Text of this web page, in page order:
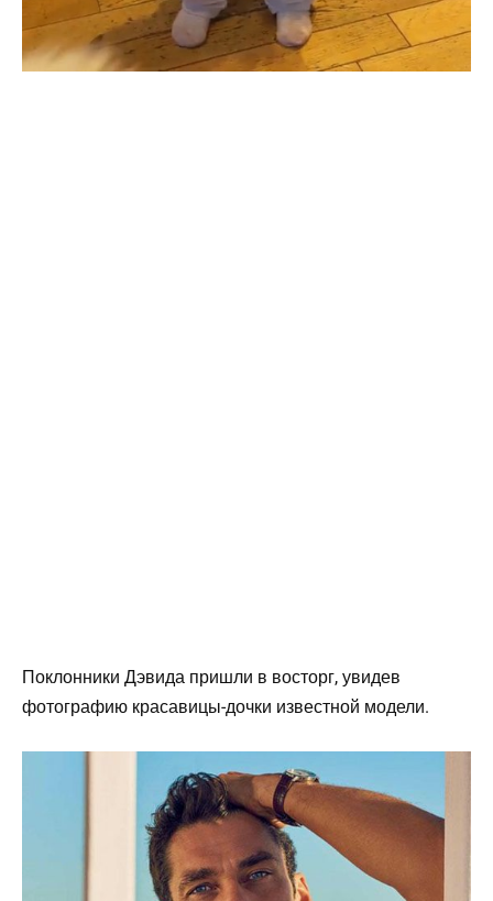
Поклонники Дэвида пришли в восторг, увидев
фотографию красавицы-дочки известной модели.